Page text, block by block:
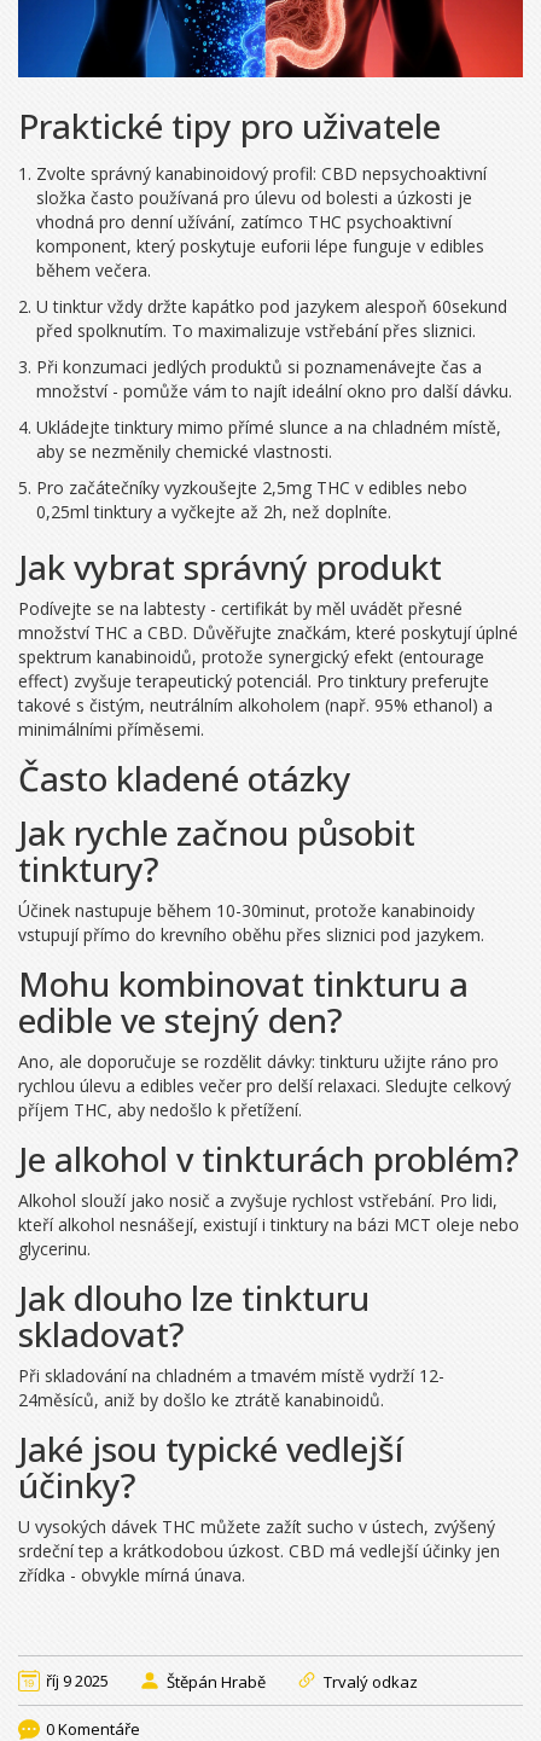
Praktické tipy pro uživatele
Zvolte správný kanabinoidový profil: CBD nepsychoaktivní
složka často používaná pro úlevu od bolesti a úzkosti je
vhodná pro denní užívání, zatímco THC psychoaktivní
komponent, který poskytuje euforii lépe funguje v edibles
během večera.
U tinktur vždy držte kapátko pod jazykem alespoň 60sekund
před spolknutím. To maximalizuje vstřebání přes sliznici.
Při konzumaci jedlých produktů si poznamenávejte čas a
množství - pomůže vám to najít ideální okno pro další dávku.
Ukládejte tinktury mimo přímé slunce a na chladném místě,
aby se nezměnily chemické vlastnosti.
Pro začátečníky vyzkoušejte 2,5mg THC v edibles nebo
0,25ml tinktury a vyčkejte až 2h, než doplníte.
Jak vybrat správný produkt
Podívejte se na labtesty - certifikát by měl uvádět přesné
množství THC a CBD. Důvěřujte značkám, které poskytují úplné
spektrum kanabinoidů, protože synergický efekt (entourage
effect) zvyšuje terapeutický potenciál. Pro tinktury preferujte
takové s čistým, neutrálním alkoholem (např. 95% ethanol) a
minimálními příměsemi.
Často kladené otázky
Jak rychle začnou působit
tinktury?
Účinek nastupuje během 10-30minut, protože kanabinoidy
vstupují přímo do krevního oběhu přes sliznici pod jazykem.
Mohu kombinovat tinkturu a
edible ve stejný den?
Ano, ale doporučuje se rozdělit dávky: tinkturu užijte ráno pro
rychlou úlevu a edibles večer pro delší relaxaci. Sledujte celkový
příjem THC, aby nedošlo k přetížení.
Je alkohol v tinkturách problém?
Alkohol slouží jako nosič a zvyšuje rychlost vstřebání. Pro lidi,
kteří alkohol nesnášejí, existují i tinktury na bázi MCT oleje nebo
glycerinu.
Jak dlouho lze tinkturu
skladovat?
Při skladování na chladném a tmavém místě vydrží 12-
24měsíců, aniž by došlo ke ztrátě kanabinoidů.
Jaké jsou typické vedlejší
účinky?
U vysokých dávek THC můžete zažít sucho v ústech, zvýšený
srdeční tep a krátkodobou úzkost. CBD má vedlejší účinky jen
zřídka - obvykle mírná únava.
říj 9 2025 Štěpán Hrabě Trvalý odkaz
0 Komentáře